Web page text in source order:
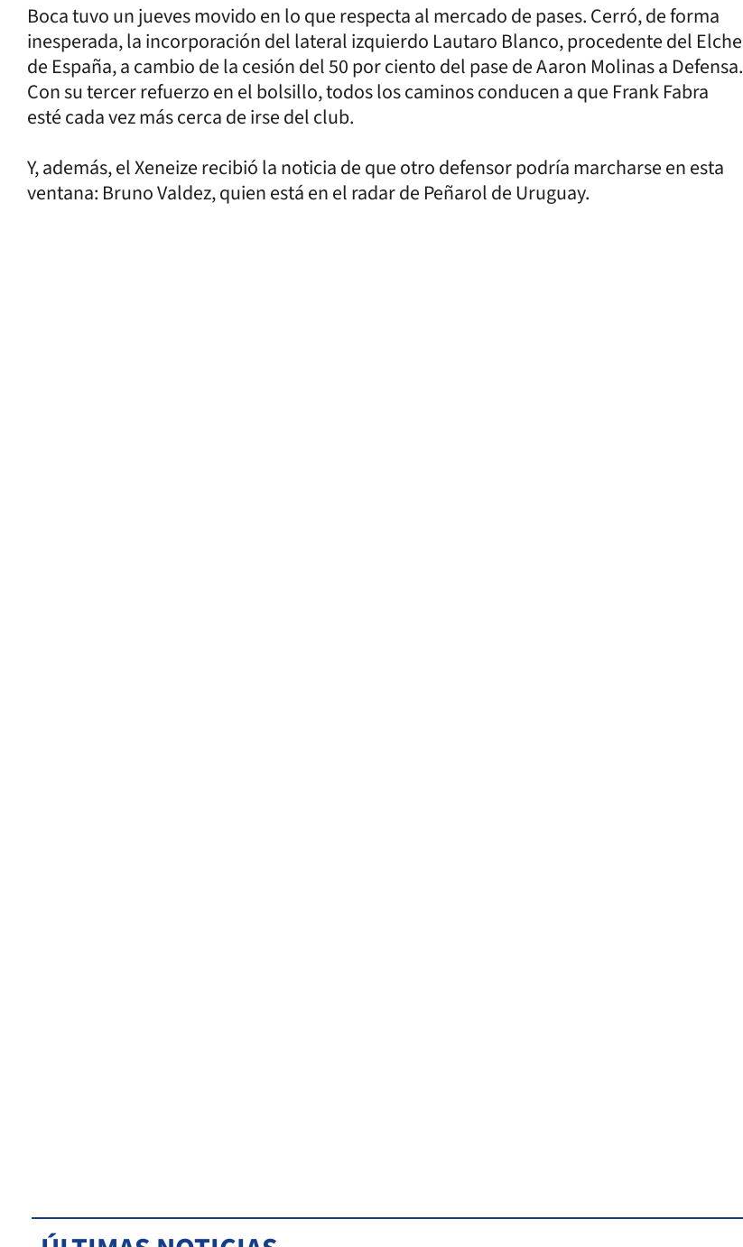
Boca tuvo un jueves movido en lo que respecta al mercado de pases. Cerró, de forma
inesperada, la incorporación del lateral izquierdo Lautaro Blanco, procedente del Elche
de España, a cambio de la cesión del 50 por ciento del pase de Aaron Molinas a Defensa.
Con su tercer refuerzo en el bolsillo, todos los caminos conducen a que Frank Fabra
esté cada vez más cerca de irse del club.
Y, además, el Xeneize recibió la noticia de que otro defensor podría marcharse en esta
ventana: Bruno Valdez, quien está en el radar de Peñarol de Uruguay.